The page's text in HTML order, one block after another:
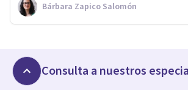
Bárbara Zapico Salomón
Consulta a nuestros